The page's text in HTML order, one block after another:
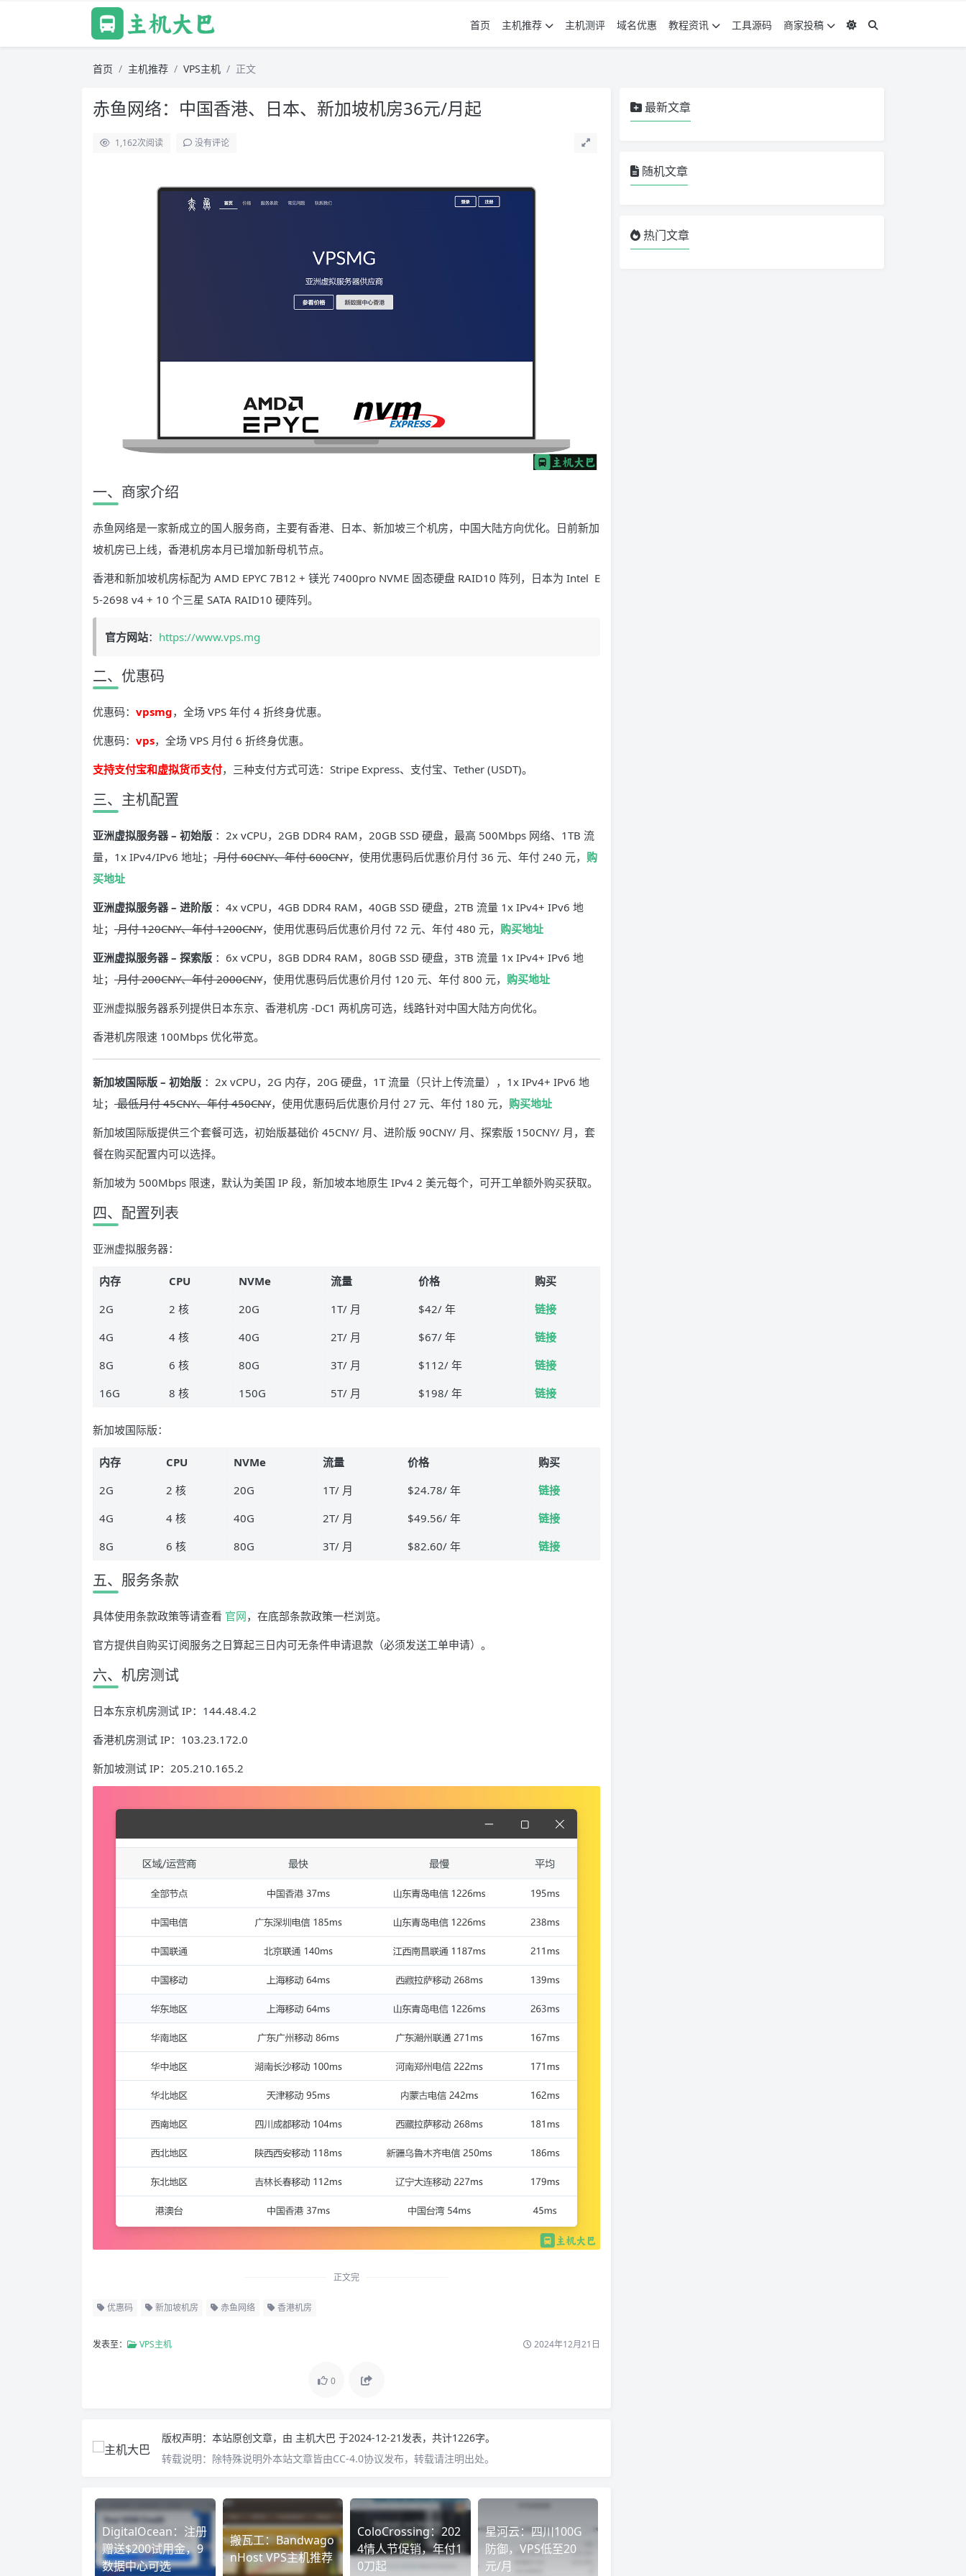
首页 主机推荐 主机测评 域名优惠 教程资讯 工具源码 商家投稿
首页 主机推荐 VPS主机 正文
赤鱼网络：中国香港、日本、新加坡机房36元/月起
1,162次阅读 没有评论
一、商家介绍
赤鱼网络是一家新成立的国人服务商，主要有香港、日本、新加坡三个机房，中国大陆方向优化。日前新加
坡机房已上线，香港机房本月已增加新母机节点。
香港和新加坡机房标配为 AMD EPYC 7B12 + 镁光 7400pro NVME 固态硬盘 RAID10 阵列，日本为 Intel E
5-2698 v4 + 10 个三星 SATA RAID10 硬阵列。
官方网站： https://www.vps.mg
二、优惠码
优惠码： vpsmg，全场 VPS 年付 4 折终身优惠。
优惠码： vps，全场 VPS 月付 6 折终身优惠。
支持支付宝和虚拟货币支付，三种支付方式可选：Stripe Express、支付宝、Tether (USDT)。
三、主机配置
亚洲虚拟服务器 – 初始版 ：2x vCPU，2GB DDR4 RAM，20GB SSD 硬盘，最高 500Mbps 网络、1TB 流
量，1x IPv4/IPv6 地址； 月付 60CNY、年付 600CNY，使用优惠码后优惠价月付 36 元、年付 240 元， 购
买地址
亚洲虚拟服务器 – 进阶版 ：4x vCPU，4GB DDR4 RAM，40GB SSD 硬盘，2TB 流量 1x IPv4+ IPv6 地
址； 月付 120CNY、年付 1200CNY，使用优惠码后优惠价月付 72 元、年付 480 元， 购买地址
亚洲虚拟服务器 – 探索版 ：6x vCPU，8GB DDR4 RAM，80GB SSD 硬盘，3TB 流量 1x IPv4+ IPv6 地
址； 月付 200CNY、年付 2000CNY，使用优惠码后优惠价月付 120 元、年付 800 元， 购买地址
亚洲虚拟服务器系列提供日本东京、香港机房 -DC1 两机房可选，线路针对中国大陆方向优化。
香港机房限速 100Mbps 优化带宽。
新加坡国际版 – 初始版 ：2x vCPU，2G 内存，20G 硬盘，1T 流量（只计上传流量），1x IPv4+ IPv6 地
址； 最低月付 45CNY、年付 450CNY，使用优惠码后优惠价月付 27 元、年付 180 元， 购买地址
新加坡国际版提供三个套餐可选，初始版基础价 45CNY/ 月、进阶版 90CNY/ 月、探索版 150CNY/ 月，套
餐在购买配置内可以选择。
新加坡为 500Mbps 限速，默认为美国 IP 段，新加坡本地原生 IPv4 2 美元每个，可开工单额外购买获取。
四、配置列表
亚洲虚拟服务器：
内存 CPU NVMe 流量 价格
购买
2G
2 核 20G 1T/ 月 $42/ 年
链接
4G
4 核 40G 2T/ 月 $67/ 年
链接
8G
6 核 80G 3T/ 月 $112/ 年
链接
16G
8 核 150G 5T/ 月 $198/ 年 链接
新加坡国际版：
内存 CPU NVMe 流量 价格
购买
2G
2 核 20G 1T/ 月 $24.78/ 年
链接
4G
4 核 40G 2T/ 月 $49.56/ 年
链接
8G
6 核 80G 3T/ 月 $82.60/ 年 链接
五、服务条款
具体使用条款政策等请查看 官网，在底部条款政策一栏浏览。
官方提供自购买订阅服务之日算起三日内可无条件申请退款（必须发送工单申请）。
六、机房测试
日本东京机房测试 IP：144.48.4.2
香港机房测试 IP：103.23.172.0
新加坡测试 IP：205.210.165.2
正文完
优惠码 新加坡机房 赤鱼网络 香港机房
发表至： VPS主机 2024年12月21日
0
版权声明： 本站原创文章，由 主机大巴 于2024-12-21发表，共计1226字。
转载说明： 除特殊说明外本站文章皆由CC-4.0协议发布，转载请注明出处。
DigitalOcean：注册
赠送$200试用金，9
数据中心可选
搬瓦工：Bandwago
nHost VPS主机推荐
ColoCrossing：202
4情人节促销，年付1
0刀起
星河云：四川100G
防御，VPS低至20
元/月
最新文章
随机文章
热门文章